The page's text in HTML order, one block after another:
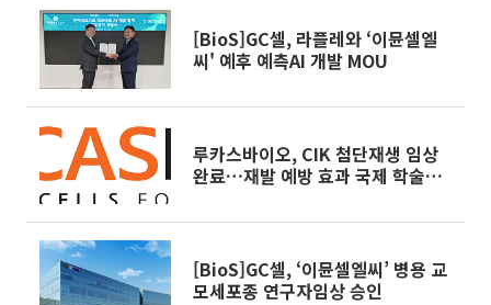
[BioS]GC셀, 라플레와 ‘이뮨셀엘
씨' 예후 예측AI 개발 MOU
루카스바이오, CIK 첨단재생 임상
완료…재발 예방 효과 국제 학술지
[BioS]GC셀, ‘이뮨셀엘씨’ 병용 교
모세포종 연구자임상 승인